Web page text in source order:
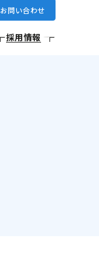
採用情報
お問い合わせ